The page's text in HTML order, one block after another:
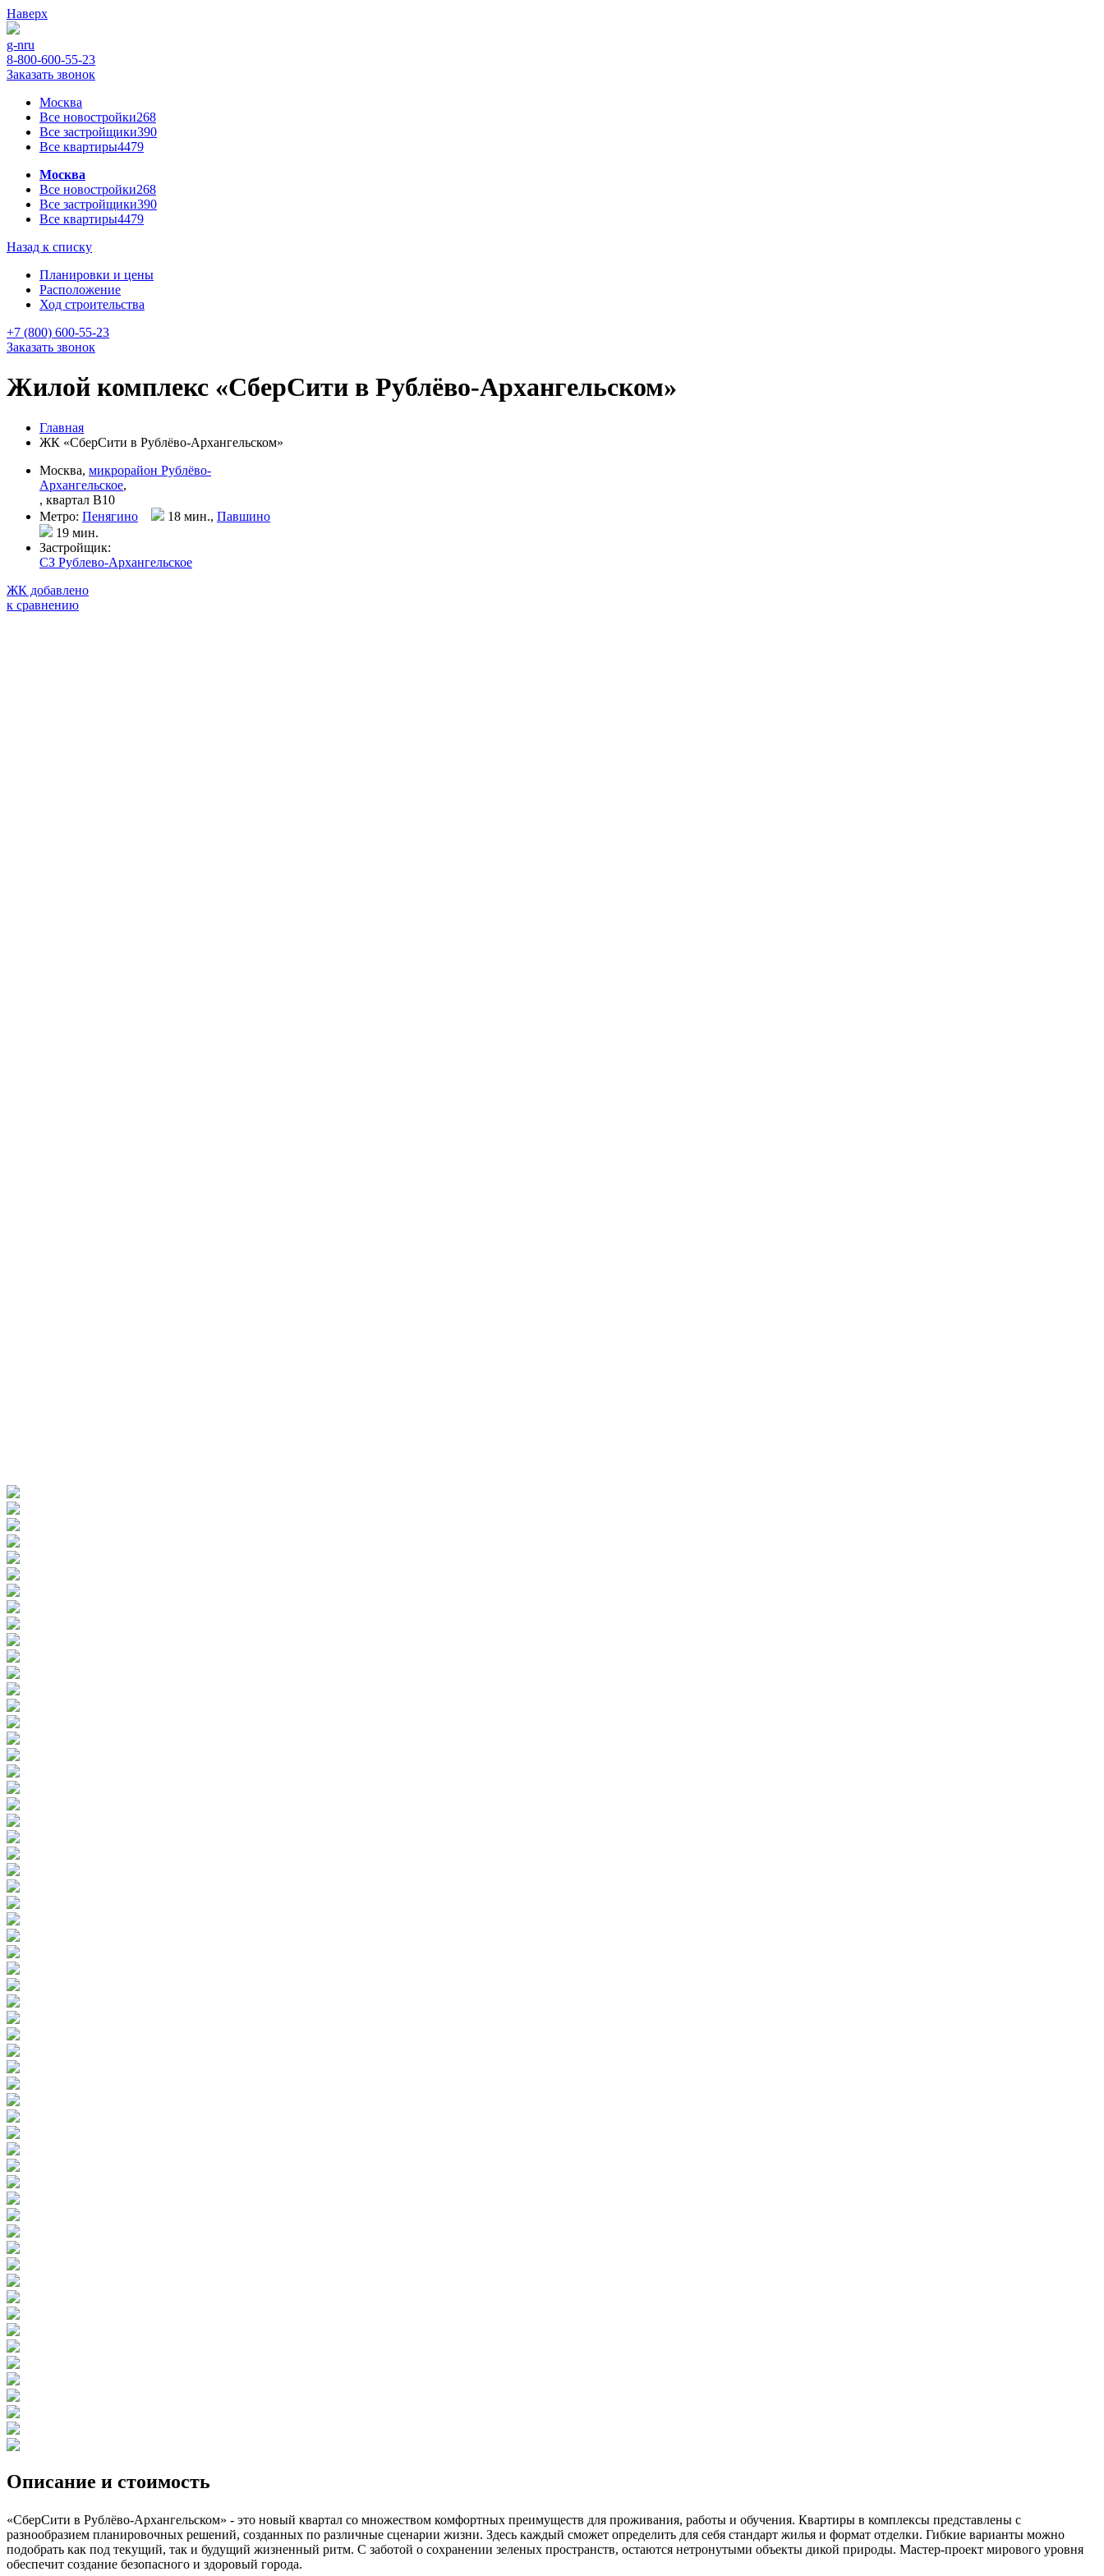
Наверх
g-nru
8-800-600-55-23
Заказать звонок
Москва
Все новостройки268
Все застройщики390
Все квартиры4479
Москва
Все новостройки268
Все застройщики390
Все квартиры4479
Назад к списку
Планировки и цены
Расположение
Ход строительства
+7 (800) 600-55-23
Заказать звонок
Жилой комплекс «СберСити в Рублёво-Архангельском»
Главная
ЖК «СберСити в Рублёво-Архангельском»
Москва, микрорайон Рублёво-
Архангельское,
, квартал B10
Метро: Пенягино 18 мин., Павшино
19 мин.
Застройщик:
СЗ Рублево-Архангельское
ЖК добавлено
к сравнению
Описание и стоимость
«СберСити в Рублёво-Архангельском» - это новый квартал со множеством комфортных преимуществ для проживания, работы и обучения. Квартиры в комплексы представлены с
разнообразием планировочных решений, созданных по различные сценарии жизни. Здесь каждый сможет определить для себя стандарт жилья и формат отделки. Гибкие варианты можно
подобрать как под текущий, так и будущий жизненный ритм. С заботой о сохранении зеленых пространств, остаются нетронутыми объекты дикой природы. Мастер-проект мирового уровня
обеспечит создание безопасного и здоровый города.